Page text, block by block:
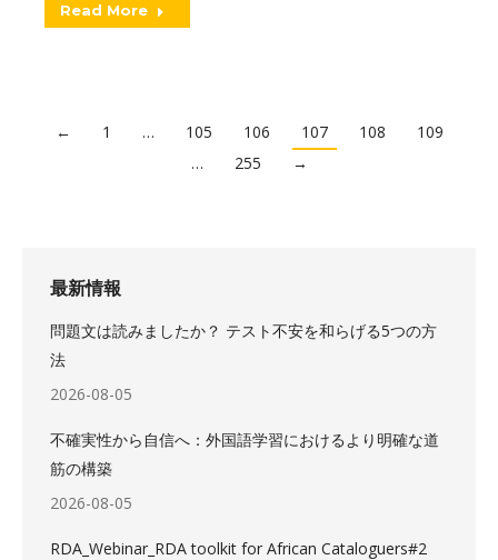
Read More
← 1 … 105 106 107 108
109
…
255 →
最新情報
問題文は読みましたか？ テスト不安を和らげる5つの方
法
2026-08-05
不確実性から自信へ：外国語学習におけるより明確な道
筋の構築
2026-08-05
RDA_Webinar_RDA toolkit for African Cataloguers#2